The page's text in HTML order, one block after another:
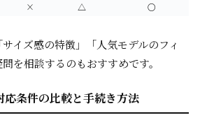
× △ ○
イズ感の特徴」「人気モデルのフィ
を相談するのもおすすめです。
応条件の比較と手続き方法